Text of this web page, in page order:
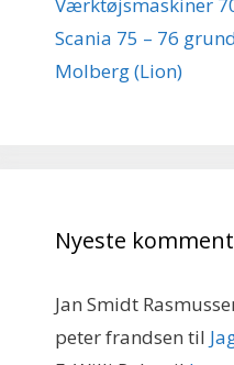
Scania 75 – 76
Molberg (Lion)
Nyeste
Jan Smidt
peter frandsen til